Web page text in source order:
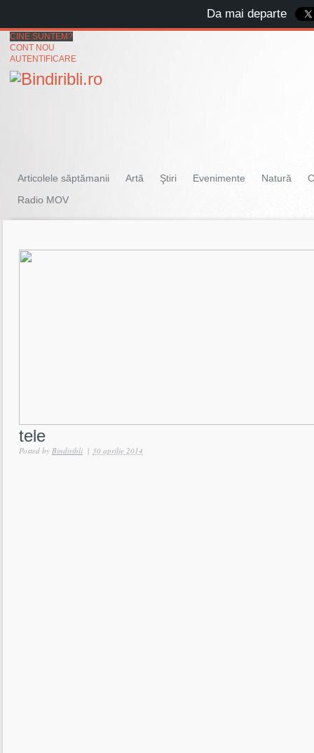
CINE SUNTEM?
CONT NOU
AUTENTIFICARE
Articolele săptămanii Artă Ştiri Evenimente Natură
Radio MOV
tele
Posted by Bindiribli | 30 aprilie 2014
Da mai departe